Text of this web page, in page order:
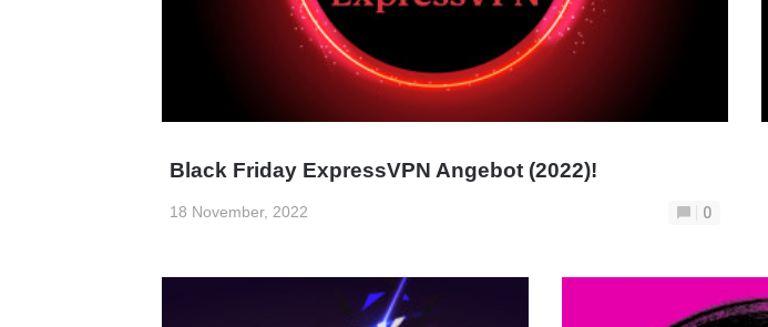
Black Friday ExpressVPN Angebot (2022)!
18 November, 2022 0